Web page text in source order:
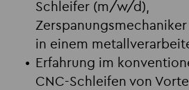
Schleifer (m/w/d),
in einem
Erfahrung im
CNC-Schleifen von